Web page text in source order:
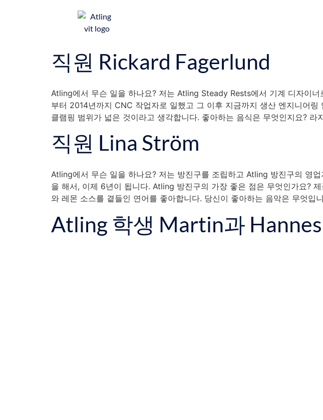
직원 Rickard Fagerlund
Atling에서 무슨 일을 하나요? 저는 Atling Steady Rests에서 기계 디자이
부터 2014년까지 CNC 작업자로 일했고 그 이후 지금까지 생산 엔지니어
클램핑 범위가 넓은 것이라고 생각합니다. 좋아하는 음식은 무엇인지요?
직원 Lina Ström
Atling에서 무슨 일을 하나요? 저는 방진구를 조립하고 Atling 방진구의 영
을 해서, 이제 6년이 됩니다. Atling 방진구의 가장 좋은 점은 무엇인가요?
와 레몬 소스를 곁들인 연어를 좋아합니다. 당신이 좋아하는 음악은 무엇
Atling 학생 Martin과